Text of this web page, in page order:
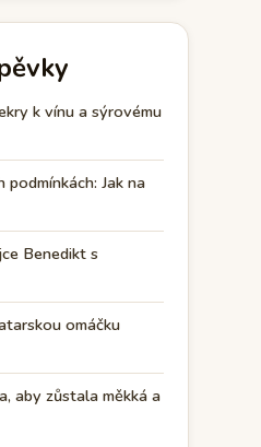
k vínu a sýrovému
podmínkách: Jak na
Benedikt s
omáčku
aby zůstala měkká a